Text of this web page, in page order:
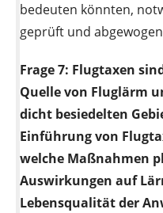
bedeuten könnten,
geprüft und
Frage 7: Flugtaxen
Quelle von Fluglärm
dicht besiedelten
Einführung von
welche Maßnahmen
Auswirkungen auf
Lebensqualität der